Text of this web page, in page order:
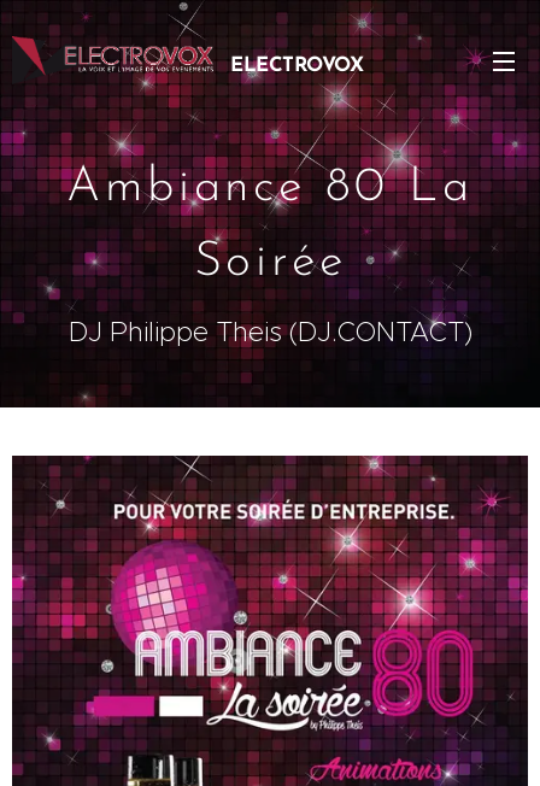
ELECTROVOX
EVENTS S.A
Ambiance 80 La
Soirée
DJ Philippe Theis (DJ.CONTACT)